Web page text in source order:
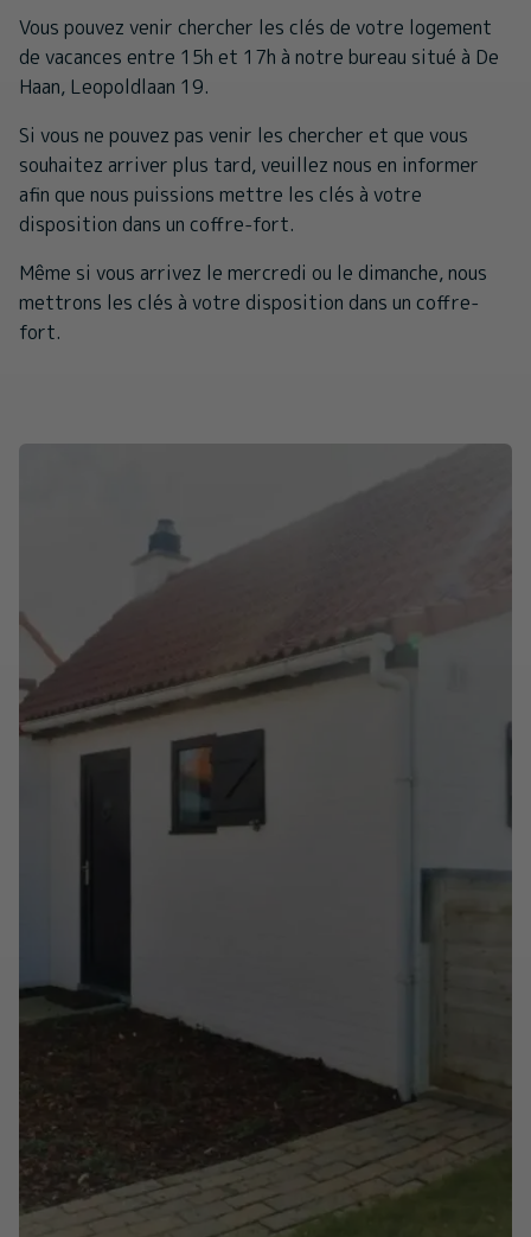
Vous pouvez venir chercher les clés de votre logement
de vacances entre 15h et 17h à notre bureau situé à De
Haan, Leopoldlaan 19.
Si vous ne pouvez pas venir les chercher et que vous
souhaitez arriver plus tard, veuillez nous en informer
afin que nous puissions mettre les clés à votre
disposition dans un coffre-fort.
Même si vous arrivez le mercredi ou le dimanche, nous
mettrons les clés à votre disposition dans un coffre-
fort.